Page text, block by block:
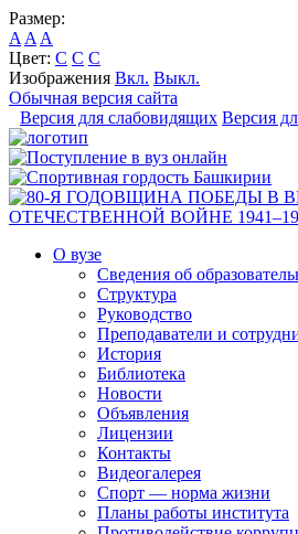
Размер:
A A A
Цвет: C C C
Изображения Вкл. Выкл.
Обычная версия сайта
Версия для слабовидящих Версия
О вузе
Сведения об
Структура
Руководство
Преподаватели и
История
Библиотека
Новости
Объявления
Лицензии
Контакты
Видеогалерея
Спорт — норма жизни
Планы работы института